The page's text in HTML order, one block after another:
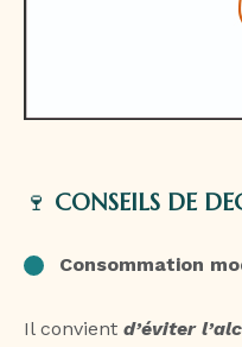
🍷 CONSEILS DE
Consommation
Il convient d’éviter